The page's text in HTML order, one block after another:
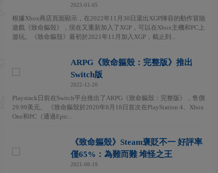
2023-01-05
根據Xbox商店頁面顯示，在2022年11月30日退出XGP陣容的動作冒險
遊戲《致命軀殼》，現在又重新加入了XGP，可以在Xbox主機和PC上
遊玩。《致命軀殼》最初於2021年11月加入XGP，截止到...
ARPG《致命軀殼：完整版》推出
Switch版
2022-12-20
Playstack日前在Switch平台推出了ARPG《致命軀殼：完整版》，售價
29.99美元。 《致命軀殼於2020年8月18日首次在PlayStation 4、Xbox
One和PC（通過Epic...
《致命軀殼》Steam褒貶不一 好評率
僅65%：為難而難 堆怪之王
2021-08-19